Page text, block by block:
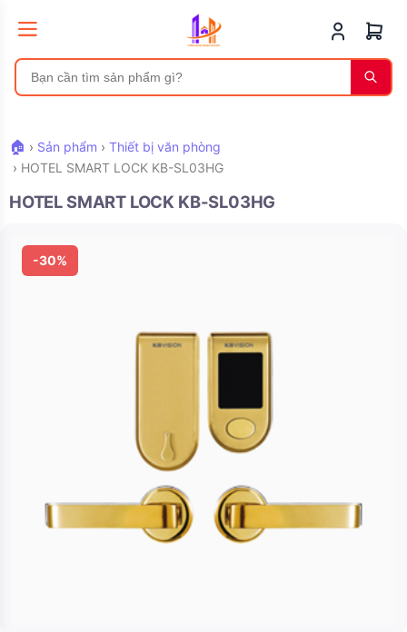
🏠 › Sản phẩm › Thiết bị văn phòng
› HOTEL SMART LOCK KB-SL03HG
HOTEL SMART LOCK KB-SL03HG
-30%